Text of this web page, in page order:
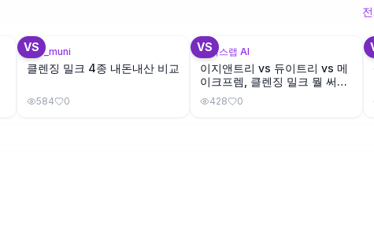
VS
cos_muni
클렌징 밀크 4종 내돈내산 비교
584 0
VS
뷰틱스랩 AI
이지앤트리 vs 듀이트리 vs 메
이크프렘, 클렌징 밀크 뭘 써야
할까?
428 0